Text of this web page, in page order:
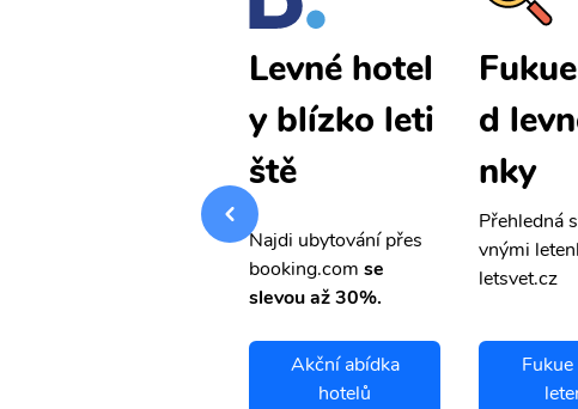
Přehledná stránka s le
Levné hotel
y blízko leti
ště
Najdi ubytování přes
booking.com se
slevou až 30%.
Akční abídka
hotelů
d
nky
Přehledná
vnými
letsvet.cz